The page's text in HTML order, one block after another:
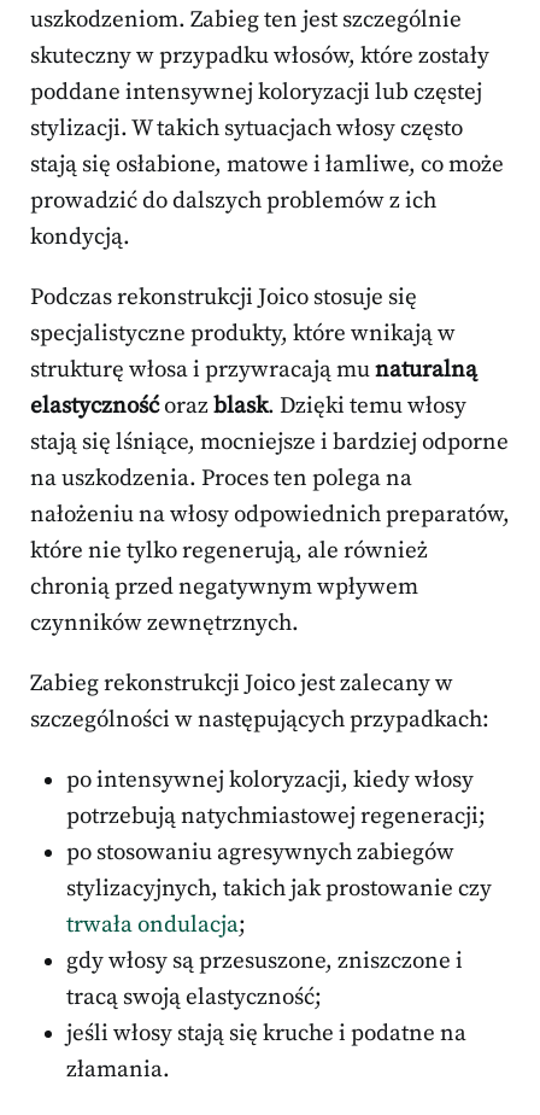
uszkodzeniom. Zabieg ten jest szczególnie
skuteczny w przypadku włosów, które zostały
poddane intensywnej koloryzacji lub częstej
stylizacji. W takich sytuacjach włosy często
stają się osłabione, matowe i łamliwe, co może
prowadzić do dalszych problemów z ich
kondycją.
Podczas rekonstrukcji Joico stosuje się
specjalistyczne produkty, które wnikają w
strukturę włosa i przywracają munaturalną
elastycznośćorazblask. Dzięki temu włosy
stają się lśniące, mocniejsze i bardziej odporne
na uszkodzenia. Proces ten polega na
nałożeniu na włosy odpowiednich preparatów,
które nie tylko regenerują, ale również
chronią przed negatywnym wpływem
czynników zewnętrznych.
Zabieg rekonstrukcji Joico jest zalecany w
szczególności w następujących przypadkach:
po intensywnej koloryzacji, kiedy włosy
potrzebują natychmiastowej regeneracji;
po stosowaniu agresywnych zabiegów
stylizacyjnych, takich jak prostowanie czy
trwała ondulacja;
gdy włosy są przesuszone, zniszczone i
tracą swoją elastyczność;
jeśli włosy stają się kruche i podatne na
złamania.